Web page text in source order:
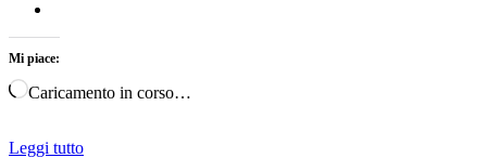
Mi piace:
Caricamento in corso…
Leggi tutto